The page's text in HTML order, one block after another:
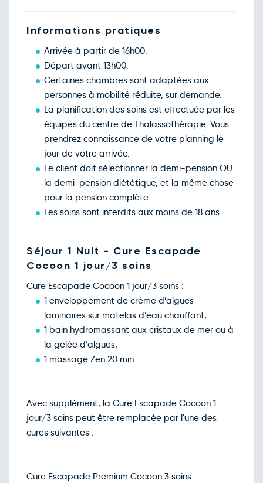
Informations pratiques
Arrivée à partir de 16h00.
Départ avant 13h00.
Certaines chambres sont adaptées aux
personnes à mobilité réduite, sur demande.
La planification des soins est effectuée par les
équipes du centre de Thalassothérapie. Vous
prendrez connaissance de votre planning le
jour de votre arrivée.
Le client doit sélectionner la demi-pension OU
la demi-pension diététique, et la même chose
pour la pension complète.
Les soins sont interdits aux moins de 18 ans.
Séjour 1 Nuit - Cure Escapade
Cocoon 1 jour/3 soins
Cure Escapade Cocoon 1 jour/3 soins :
1 enveloppement de crème d’algues
laminaires sur matelas d’eau chauffant,
1 bain hydromassant aux cristaux de mer ou à
la gelée d’algues,
1 massage Zen 20 min.
Avec supplément, la Cure Escapade Cocoon 1
jour/3 soins peut être remplacée par l'une des
cures suivantes :
Cure Escapade Premium Cocoon 3 soins :